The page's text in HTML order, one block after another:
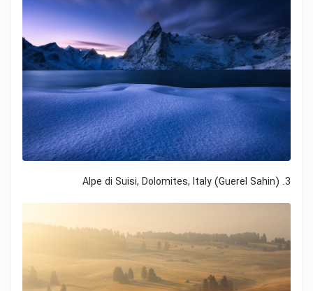
3. Alpe di Suisi, Dolomites, Italy (Guerel Sahin)